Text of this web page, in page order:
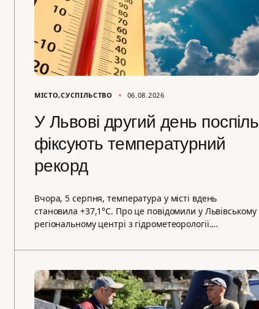
МІСТО СУСПІЛЬСТВО 06.08.2026
У Львові другий день поспіль
фіксують температурний
рекорд
Вчора, 5 серпня, температура у місті вдень
становила +37,1°C. Про це повідомили у Львівському
регіональному центрі з гідрометеорології.…